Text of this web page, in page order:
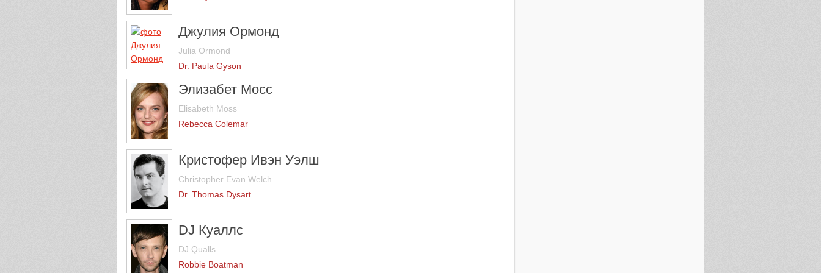
Джулия Ормонд
Julia Ormond
Dr. Paula Gyson
Элизабет Мосс
Elisabeth Moss
Rebecca Colemar
Кристофер Ивэн Уэлш
Christopher Evan Welch
Dr. Thomas Dysart
DJ Куаллс
DJ Qualls
Robbie Boatman